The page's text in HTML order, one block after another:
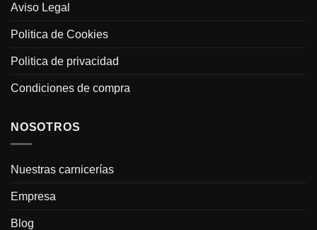
Aviso Legal
Politica de Cookies
Politica de privacidad
Condiciones de compra
NOSOTROS
Nuestras carnicerías
Empresa
Blog